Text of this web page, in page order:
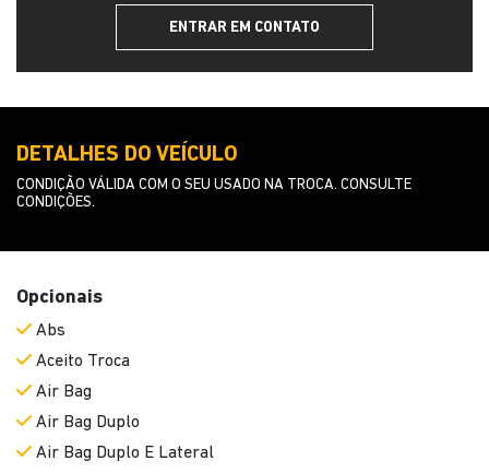
ENTRAR EM CONTATO
DETALHES DO VEÍCULO
CONDIÇÃO VÁLIDA COM O SEU USADO NA TROCA. CONSULTE
CONDIÇÕES.
Opcionais
Abs
Aceito Troca
Air Bag
Air Bag Duplo
Air Bag Duplo E Lateral